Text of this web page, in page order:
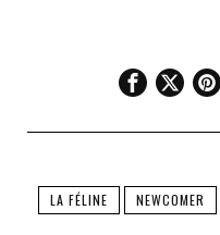
LA FÉLINE NEWCOMER